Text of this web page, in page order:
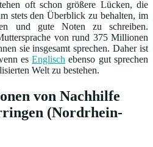
oft schon größere Lücken, die
stets den Überblick zu behalten, im
und gute Noten zu schreiben.
von rund 375 Millionen
sie insgesamt sprechen. Daher ist
esEnglisch ebenso gut sprechen
Welt zu bestehen.
von Nachhilfe
(Nordrhein-